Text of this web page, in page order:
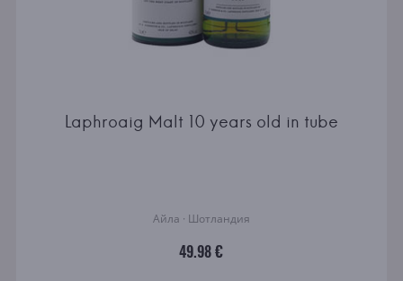
Laphroaig Malt 10 years old in tube
Айла · Шотландия
49.98 €